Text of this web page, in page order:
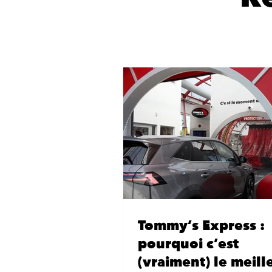
Tommy’s Express :
pourquoi c’est
(vraiment) le